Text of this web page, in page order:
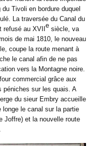
Tivoli en bordure duquel
La traversée du Canal du
au XVII e siècle, va
de mai 1810, le nouveau
coupe la route menant à
le canal afin de ne pas
vers la Montagne noire.
commercial grâce aux
péniches sur les quais. A
du sieur Embry accueille
le canal sur la partie
Joffre) et la nouvelle route